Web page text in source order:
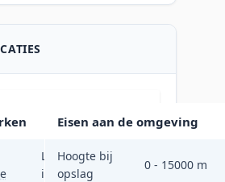
Line-
interactive
Eisen aan de omgeving
Hoogte bij
opslag
0 - 15000 m